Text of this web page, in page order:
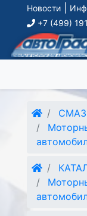
Новости
+7 (499)